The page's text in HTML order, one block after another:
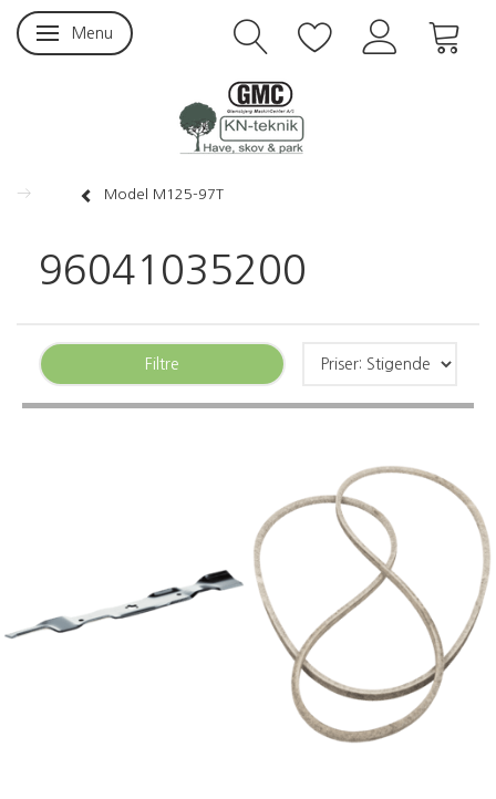
Skifte navigation
Menu
Model M125-97T
96041035200
Filtre